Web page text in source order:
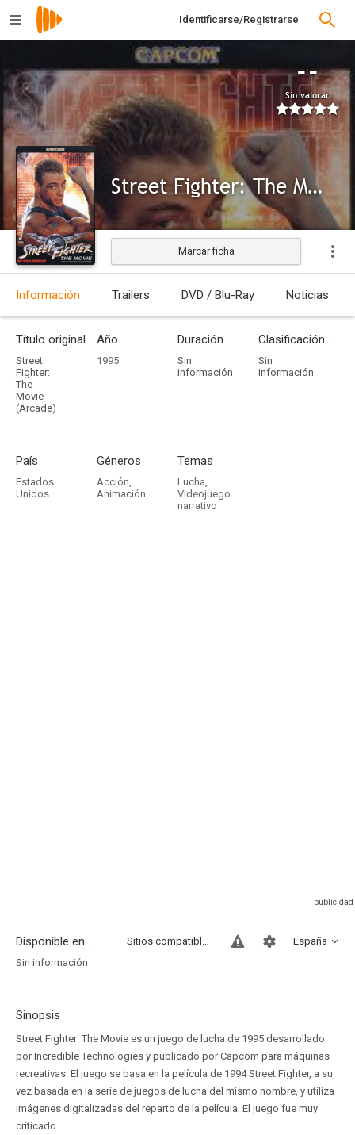
Identificarse/Registrarse
--
Sin valorar
Street Fighter: The Movie (Arcade)
Marcar ficha
Información Trailers DVD / Blu-Ray Noticias
Título original
Street
Fighter:
The
Movie
(Arcade)
Año
1995
Duración
Sin
información
Clasificación por edades
Sin
información
País
Estados
Unidos
Géneros
Acción,
Animación
Temas
Lucha,
Videojuego
narrativo
Disponible en... España
Sitios compatibles
Sin información
Sinopsis
Street Fighter: The Movie es un juego de lucha de 1995 desarrollado
por Incredible Technologies y publicado por Capcom para máquinas
recreativas. El juego se basa en la película de 1994 Street Fighter, a su
vez basada en la serie de juegos de lucha del mismo nombre, y utiliza
imágenes digitalizadas del reparto de la película. El juego fue muy
criticado.